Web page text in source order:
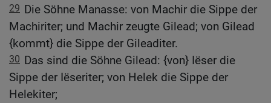
29 Die Söhne Manasse: von Machir die Sippe der
Machiriter; und Machir zeugte Gilead; von Gilead
{kommt} die Sippe der Gileaditer.
30 Das sind die Söhne Gilead: {von} Iëser die
Sippe der Iëseriter; von Helek die Sippe der
Helekiter;